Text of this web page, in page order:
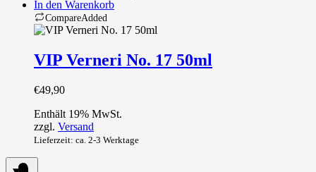
In den Warenkorb
CompareAdded
VIP Verneri No. 17 50ml
€49,90
Enthält 19% MwSt.
zzgl. Versand
Lieferzeit: ca. 2-3 Werktage